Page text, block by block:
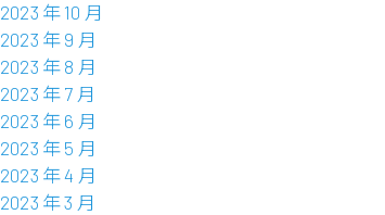
2023 年 10 月
2023 年 9 月
2023 年 8 月
2023 年 7 月
2023 年 6 月
2023 年 5 月
2023 年 4 月
2023 年 3 月